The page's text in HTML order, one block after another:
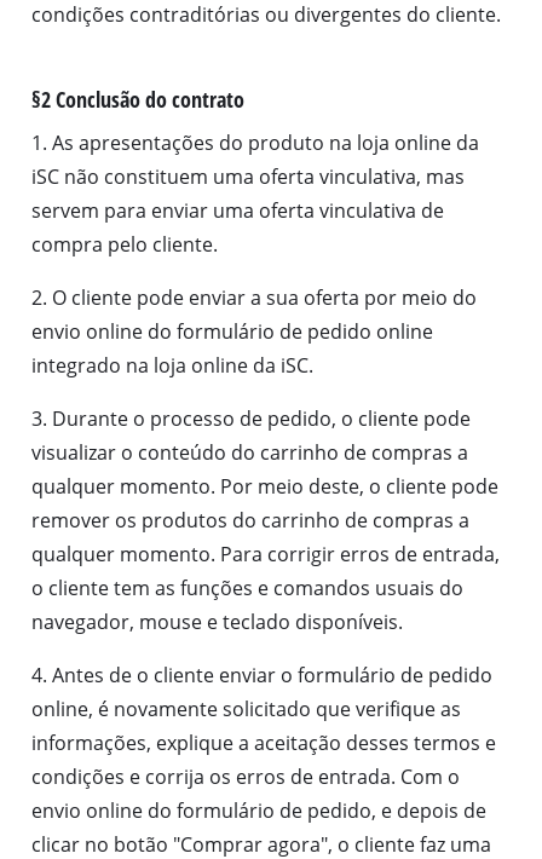
condições contraditórias ou divergentes do cliente.
§2 Conclusão do contrato
1. As apresentações do produto na loja online da
iSC não constituem uma oferta vinculativa, mas
servem para enviar uma oferta vinculativa de
compra pelo cliente.
2. O cliente pode enviar a sua oferta por meio do
envio online do formulário de pedido online
integrado na loja online da iSC.
3. Durante o processo de pedido, o cliente pode
visualizar o conteúdo do carrinho de compras a
qualquer momento. Por meio deste, o cliente pode
remover os produtos do carrinho de compras a
qualquer momento. Para corrigir erros de entrada,
o cliente tem as funções e comandos usuais do
navegador, mouse e teclado disponíveis.
4. Antes de o cliente enviar o formulário de pedido
online, é novamente solicitado que verifique as
informações, explique a aceitação desses termos e
condições e corrija os erros de entrada. Com o
envio online do formulário de pedido, e depois de
clicar no botão "Comprar agora", o cliente faz uma